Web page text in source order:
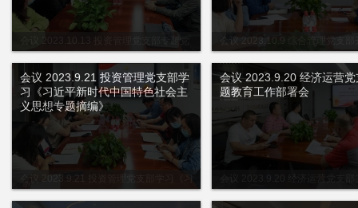
会议 2023.10.13 投资管理党支部专题党
会议 2023.10.9 综合管理党支
会议 2023.9.21 投资管理党支部学习《习
会议 2023.9.21 投资管理党支部学
习《习近平新时代中国特色社会主
义思想专题摘编》
会议 2023.9.20 经济运营党
题教育工作部署会